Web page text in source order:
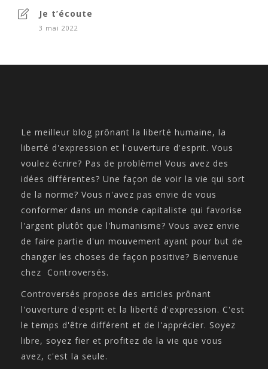
Je t’écoute
3 mai 2022
Le meilleur blog prônant la liberté humaine, la
liberté d'expression et l'ouverture d'esprit. Vous
voulez écrire? Pas de problème! Vous avez des
idées différentes? Une façon de voir la vie qui sort
de la norme? Vous n'avez pas envie de vous
conformer dans un monde capitaliste qui favorise
l'argent plutôt que l'humanisme? Vous avez envie
de faire partie d'un mouvement ayant pour but de
changer les choses de façon positive? Bienvenue
chez Controversés.
Controversés propose des articles prônant
l'ouverture d'esprit et la liberté d'expression. C'est
le temps d'être différent et de l'apprécier. Soyez
libre, soyez fier et profitez de la vie que vous
avez, c'est la seule.